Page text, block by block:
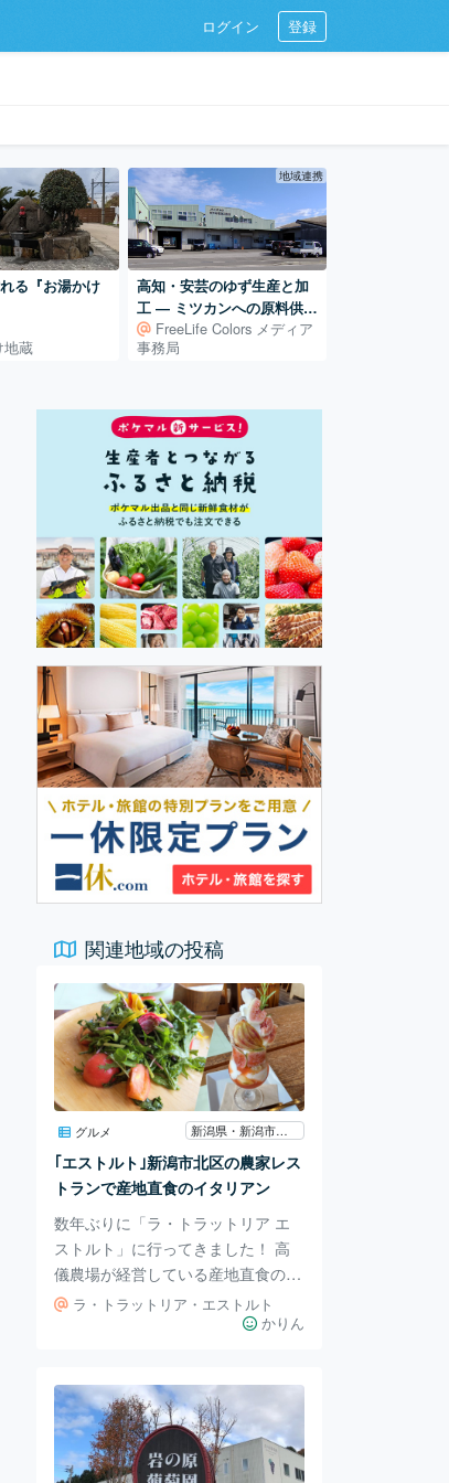
ログイン 登録
る『お湯かけ
地蔵
地域連携
高知・安芸のゆず生産と加
工 ― ミツカンへの原料供給
を支える仕組み
FreeLife Colors メディア
事務局
関連地域の投稿
グルメ 新潟県・新潟市北区
｢エストルト｣新潟市北区の農家レス
トランで産地直食のイタリアン
数年ぶりに「ラ・トラットリア エ
ストルト」に行ってきました！ 高
儀農場が経営している産地直食のイ
タリアンレストランです。 自社農
園で栽培された野菜や自家製ベーコ
ニューなどで大人気のお店です😆
窓際の席に通されました。 稲刈り
後の田園風景が広がっています🌾
テラス席はワンコもOKです🐕 ここ
ラ・トラットリア・エストルト
かりん